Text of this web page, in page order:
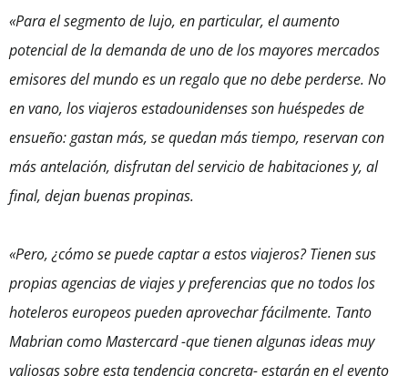
«Para el segmento de lujo, en particular, el aumento
potencial de la demanda de uno de los mayores mercados
emisores del mundo es un regalo que no debe perderse. No
en vano, los viajeros estadounidenses son huéspedes de
ensueño: gastan más, se quedan más tiempo, reservan con
más antelación, disfrutan del servicio de habitaciones y, al
final, dejan buenas propinas.
«Pero, ¿cómo se puede captar a estos viajeros? Tienen sus
propias agencias de viajes y preferencias que no todos los
hoteleros europeos pueden aprovechar fácilmente. Tanto
Mabrian como Mastercard -que tienen algunas ideas muy
valiosas sobre esta tendencia concreta- estarán en el evento